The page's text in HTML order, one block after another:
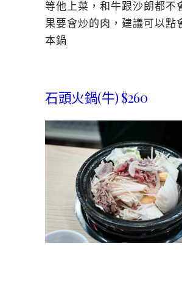
等他上菜，和牛跟沙朗都不
果要會炒的肉，建議可以點
本鍋
石頭火鍋(牛) $260